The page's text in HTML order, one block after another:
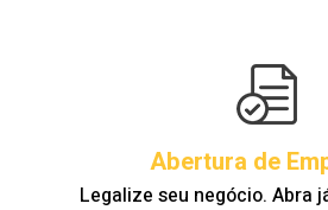
Abertura de
Legalize seu negócio. Abra